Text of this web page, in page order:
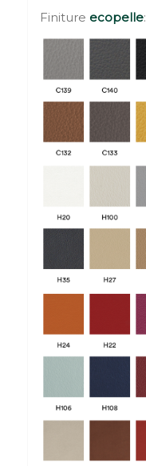
Finiture ecopelle: